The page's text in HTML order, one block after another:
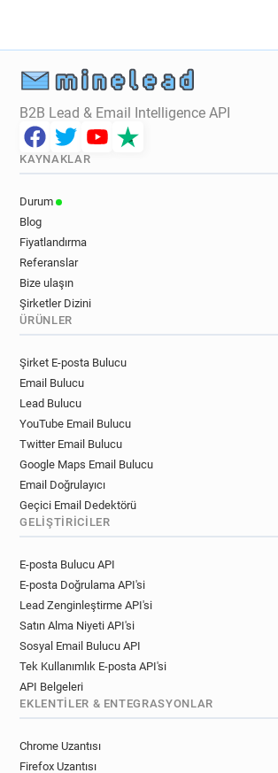
B2B Lead & Email Intelligence API
KAYNAKLAR
Durum
Blog
Fiyatlandırma
Referanslar
Bize ulaşın
Şirketler Dizini
ÜRÜNLER
Şirket E-posta Bulucu
Email Bulucu
Lead Bulucu
YouTube Email Bulucu
Twitter Email Bulucu
Google Maps Email Bulucu
Email Doğrulayıcı
Geçici Email Dedektörü
GELIŞTIRICILER
E-posta Bulucu API
E-posta Doğrulama API'si
Lead Zenginleştirme API'si
Satın Alma Niyeti API'si
Sosyal Email Bulucu API
Tek Kullanımlık E-posta API'si
API Belgeleri
EKLENTILER & ENTEGRASYONLAR
Chrome Uzantısı
Firefox Uzantısı